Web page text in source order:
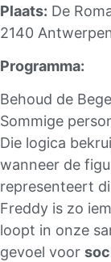
Plaats: De
2140
Programma:
Behoud de
Sommige
Die logica
wanneer de
representeert
Freddy is zo
loopt in onze
gevoel voor